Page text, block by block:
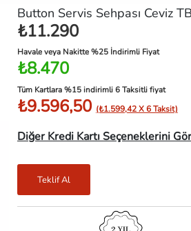
Button Servis Sehpası Ceviz
₺11.290
Havale veya Nakitte %25 İndirimli Fiyat
₺8.470
Tüm Kartlara %15 indirimli 6 Taksitli fiyat
₺9.596,50 (₺1.599,42 X 6 Taksit)
Diğer Kredi Kartı Seçeneklerini
Teklif Al